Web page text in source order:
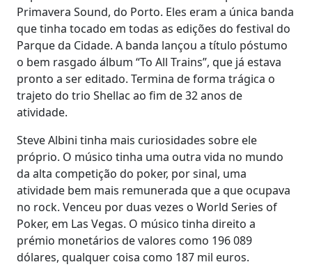
Primavera Sound, do Porto. Eles eram a única banda
que tinha tocado em todas as edições do festival do
Parque da Cidade. A banda lançou a título póstumo
o bem rasgado álbum “To All Trains”, que já estava
pronto a ser editado. Termina de forma trágica o
trajeto do trio Shellac ao fim de 32 anos de
atividade.
Steve Albini tinha mais curiosidades sobre ele
próprio. O músico tinha uma outra vida no mundo
da alta competição do poker, por sinal, uma
atividade bem mais remunerada que a que ocupava
no rock. Venceu por duas vezes o World Series of
Poker, em Las Vegas. O músico tinha direito a
prémio monetários de valores como 196 089
dólares, qualquer coisa como 187 mil euros.